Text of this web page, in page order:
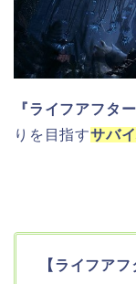
『ライフアフター
りを目指すサバ
【ライフアフ